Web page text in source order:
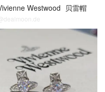
Westwood 贝雷帽
@dealmoon.de